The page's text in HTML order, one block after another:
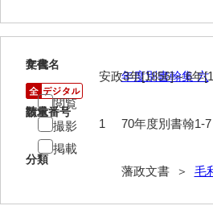
71藩臣日記
73藩臣履歴
74他藩人履歴
76速記類
77維新史料
7
文書名
年度別書翰集 六
請求番号
70年度別書翰1-7
分類
藩政文書 ＞ 毛
年代
安政3年[1856]～6年
数量
1
閲覧
撮影
掲載